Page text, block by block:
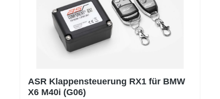
ASR Klappensteuerung RX1 für BMW
X6 M40i (G06)